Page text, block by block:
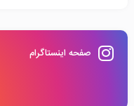
صفحه اینستاگرام